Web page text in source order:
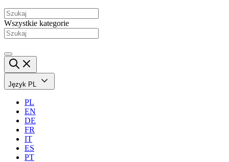
Wszystkie kategorie
Język PL
PL
EN
DE
FR
IT
ES
PT